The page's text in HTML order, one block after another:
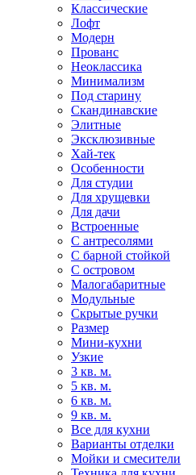
Классические
Лофт
Модерн
Прованс
Неоклассика
Минимализм
Под старину
Скандинавские
Элитные
Эксклюзивные
Хай-тек
Особенности
Для студии
Для хрущевки
Для дачи
Встроенные
С антресолями
С барной стойкой
С островом
Малогабаритные
Модульные
Скрытые ручки
Размер
Мини-кухни
Узкие
3 кв. м.
5 кв. м.
6 кв. м.
9 кв. м.
Все для кухни
Варианты отделки
Мойки и смесители